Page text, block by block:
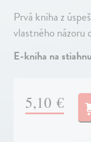
Prvá kniha z
vlastného
E-kniha na
5,10 €